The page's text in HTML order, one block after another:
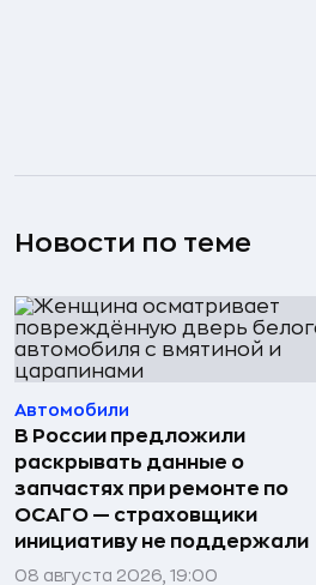
Новости по теме
Автомобили
В России предложили
раскрывать данные о
запчастях при ремонте по
ОСАГО — страховщики
инициативу не поддержали
08 августа 2026, 19:00